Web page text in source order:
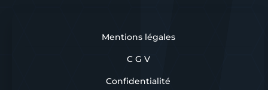
Mentions légales
C G V
Confidentialité